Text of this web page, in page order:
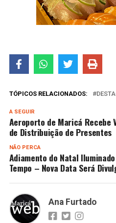
TÓPICOS RELACIONADOS:
A SEGUIR
Aeroporto de Maricá Recebe
de Distribuição de Presentes
NÃO PERCA
Adiamento do Natal
Tempo – Nova Data Será
Ana Furtado